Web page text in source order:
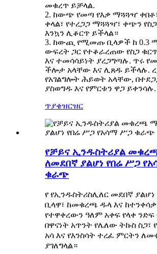
መቁረጥ ይቻላል.
2. ከውጭ የመጣ የእቃ ማጓጓዣ
ቀላል፣ የተረጋጋ ማጓጓዣ፣ ቀጭን
እንኳን ሊቆርጥ ይችላል።
3. ከውጪ የሚመጡ ቢላዎች ከ 0.3
ውፍረት ጋር የተቆራረጠው የስጋ
እና ተመሳሳይነት ያረጋግጣሉ. ጥሩ
ችሎታ አላቸው እና ሊጸዱ ይችላሉ.
የአገልግሎት ሕይወት አላቸው,
ያስወግዱ እና የምርቱን ዋጋ ይቀንሳሉ.
ጥያቄዝርዝር
የቻይና ኢንዱስትሪያል
ለመደበኛ ያልሆነ የበሬ ሥጋ
ቁራጭ
የ የኢንዱስትሪስሊለር መደበኛ ያልሆነ
ቢላዋ፣ ከመቁረጫ ዱላ እና
የተዋቀረውን ዓለም አቀፍ የላቀ
በዋናነት አጥንት የሌለው ትኩስ ስጋ፣
አሳ እና የእንስሳት ተረፈ ምርትን
ያገለግላል።